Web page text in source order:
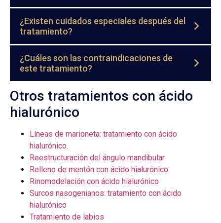
¿Existen cuidados especiales después del
tratamiento?
¿Cuáles son las contraindicaciones de
este tratamiento?
Otros tratamientos con ácido
hialurónico
Líneas de marioneta: tratamiento con ácido
hialurónico.
Reestructuración del ángulo mandibular
Relleno de mentón con ácido hialurónico
Rinomodelación con ácido hialurónico
Surcos nasogenianos: tratamiento con ácido
hialurónico
Tratamiento de labios